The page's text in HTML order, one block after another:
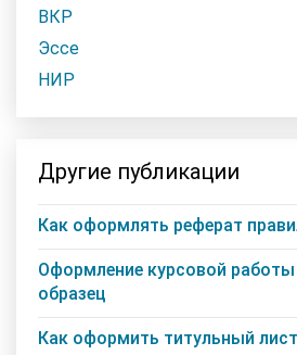
ВКР
Эссе
НИР
Другие публикации
Как оформлять реферат
Оформление курсовой
образец
Как оформить титульный